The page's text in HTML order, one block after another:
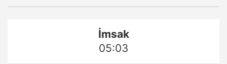
İmsak
05:03